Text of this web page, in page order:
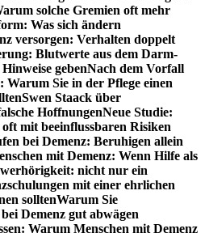
solche Gremien oft mehr
Was sich ändern
versorgen: Verhalten doppelt
Blutwerte aus dem Darm-
gebenNach dem Vorfall
Sie in der Pflege einen
Swen Staack über
HoffnungenNeue Studie:
mit beeinflussbaren Risiken
bei Demenz: Beruhigen allein
mit Demenz: Wenn Hilfe als
nicht nur ein
mit einer ehrlichen
solltenWarum Sie
Demenz gut abwägen
Warum Menschen mit Demenz